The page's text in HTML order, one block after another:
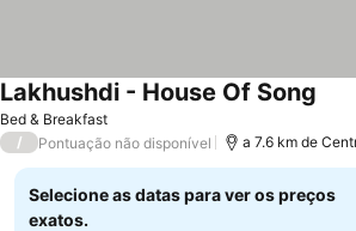
Bed & Breakfast
Lakhushdi - House Of Song
/ Pontuação não disponível a 7.6 km de
Selecione as datas para ver os preços
exatos.